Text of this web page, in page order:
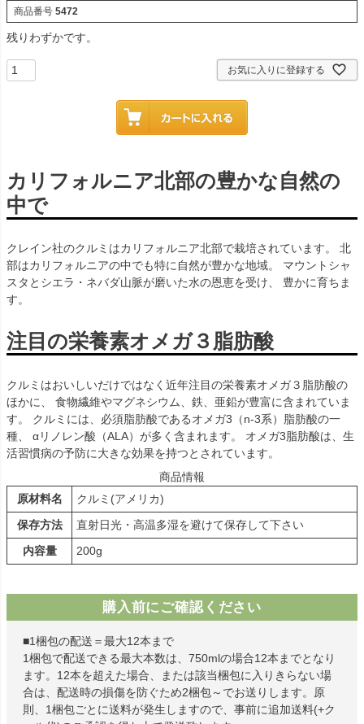
商品番号 5472
残りわずかです。
お気に入りに登録する
カリフォルニア北部の豊かな自然の
中で
クレイン社のクルミはカリフォルニア北部で栽培されています。 北
部はカリフォルニアの中でも特に自然が豊かな地域。 マウントシャ
スタとシエラ・ネバダ山脈が磨いた水の恩恵を受け、 豊かに育ちま
す。
注目の栄養素オメガ３脂肪酸
クルミはおいしいだけではなく近年注目の栄養素オメガ３脂肪酸の
ほかに、 食物繊維やマグネシウム、鉄、亜鉛が豊富に含まれていま
す。 クルミには、必須脂肪酸であるオメガ3（n-3系）脂肪酸の一
種、 αリノレン酸（ALA）が多く含まれます。 オメガ3脂肪酸は、生
活習慣病の予防に大きな効果を持つとされています。
商品情報
原材料名
クルミ(アメリカ)
保存方法
直射日光・高温多湿を避けて保存して下さい
内容量
200g
購入前にご確認ください
■1梱包の配送＝最大12本まで
1梱包で配送できる最大本数は、750mlの場合12本までとなり
ます。12本を超えた場合、または該当梱包に入りきらない場
合は、配送時の損傷を防ぐため2梱包～でお送りします。原
則、1梱包ごとに送料が発生しますので、事前に追加送料(+ク